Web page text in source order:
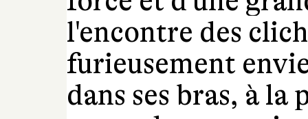
l'encontre des
furieusement
dans ses bras, à